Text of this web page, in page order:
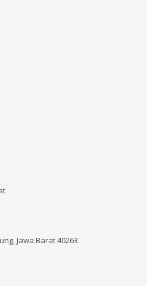
Jawa Barat 40263